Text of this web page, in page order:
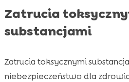
Zatrucia
substancjami
Zatrucia toksycznymi
niebezpieczeństwo dla